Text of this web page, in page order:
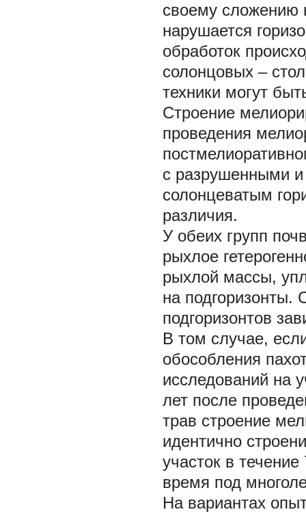
своему сложению
нарушается
обработок
солонцовых –
техники могут
Строение
проведения
с разрушенными
солонцеватым
различия.
У обеих групп
рыхлое
рыхлой массы,
на подгоризонты.
подгоризонтов
В том случае,
обособления
исследований на
лет после
трав строение
идентично
участок в
время под
На вариантах